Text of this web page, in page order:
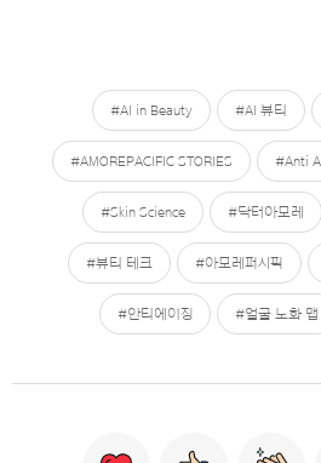
#AI in Beauty #AI 뷰티
#AMOREPACIFIC STORIES #Anti
#Skin Science #닥터아모레
#뷰티 테크 #아모레퍼시픽
#안티에이징 #얼굴 노화 맵